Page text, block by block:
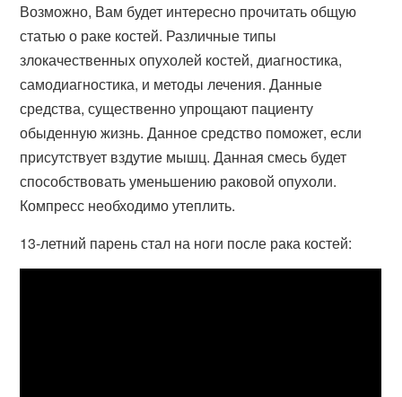
Возможно, Вам будет интересно прочитать общую
статью о раке костей. Различные типы
злокачественных опухолей костей, диагностика,
самодиагностика, и методы лечения. Данные
средства, существенно упрощают пациенту
обыденную жизнь. Данное средство поможет, если
присутствует вздутие мышц. Данная смесь будет
способствовать уменьшению раковой опухоли.
Компресс необходимо утеплить.
13-летний парень стал на ноги после рака костей: